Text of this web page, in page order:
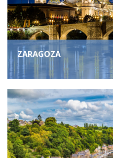
ZARAGOZA